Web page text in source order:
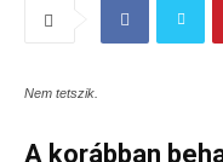
Nem tetszik.
A korábban